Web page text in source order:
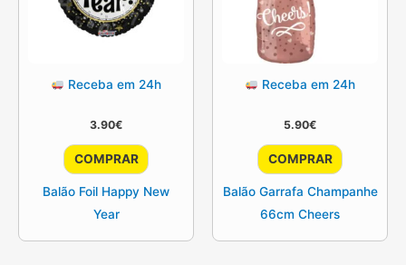
Receba em 24h
3.90€
COMPRAR
Balão Foil Happy New
Year
Receba em 24h
5.90€
COMPRAR
Balão Garrafa Champanhe
66cm Cheers